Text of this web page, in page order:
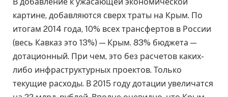
картине, добавляются сверх траты на Крым. По
итогам 2014 года, 10% всех трансфертов в России
(весь Кавказ это 13%) — Крым. 83% бюджета —
дотационный. При чем, это без расчетов каких-
либо инфраструктурных проектов. Только
текущие расходы. В 2015 году дотации увеличатся